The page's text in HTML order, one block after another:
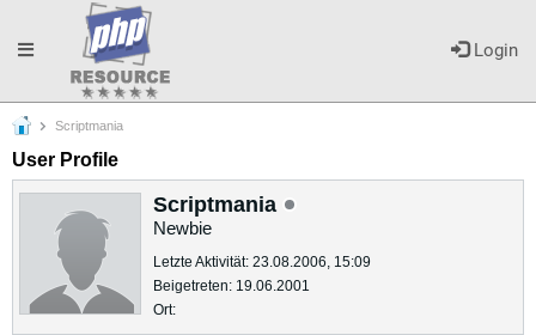
Login
Toggle
navigation
Scriptmania
User Profile
Scriptmania
Newbie
Letzte Aktivität: 23.08.2006, 15:09
Beigetreten: 19.06.2001
Ort: